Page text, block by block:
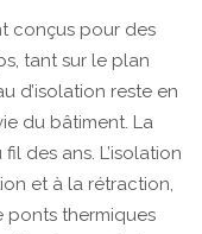
conçus pour des
tant sur le plan
d’isolation reste en
du bâtiment. La
des ans. L’isolation
et à la rétraction,
ponts thermiques